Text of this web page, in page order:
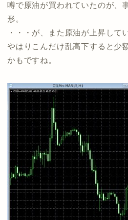
噂で原油が買われていたのが、
形。
・・・が、また原油が上昇して
やはりこんだけ乱高下すると少
かもですね。